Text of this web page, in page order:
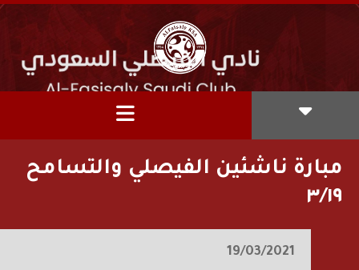
مبارة ناشئين الفيصلي والتسامح
٣/١٩
19/03/2021